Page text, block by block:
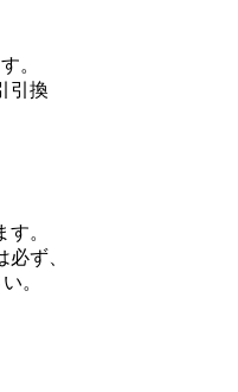
。
引換
。
ず、
。